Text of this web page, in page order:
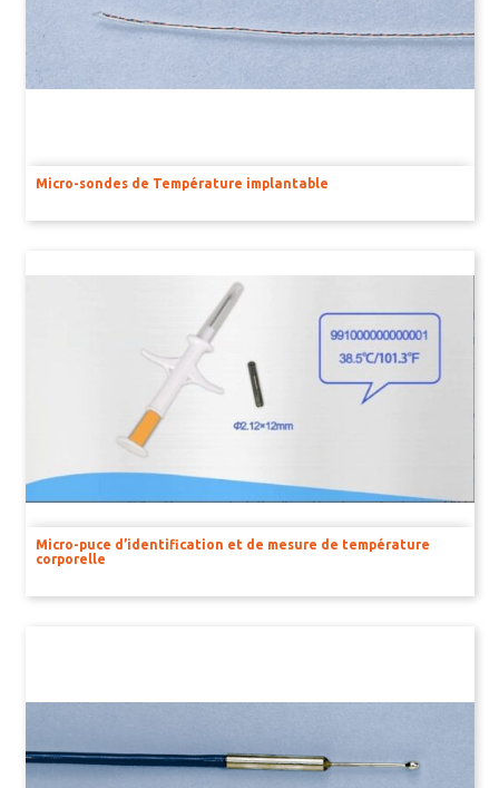
Micro-sondes de Température implantable
Micro-puce d’identification et de mesure de température
corporelle